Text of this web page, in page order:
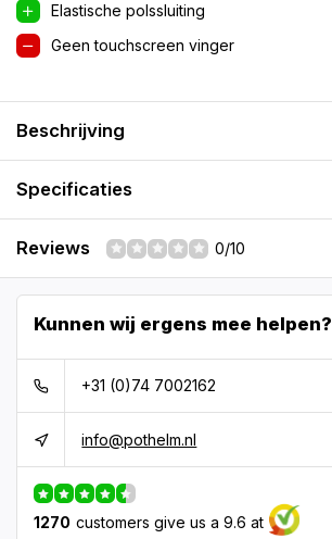
Elastische polssluiting
Geen touchscreen vinger
Beschrijving
Specificaties
Reviews 0/10
Kunnen wij ergens mee helpen?
+31 (0)74 7002162
info@pothelm.nl
1270 customers give us a 9.6 at